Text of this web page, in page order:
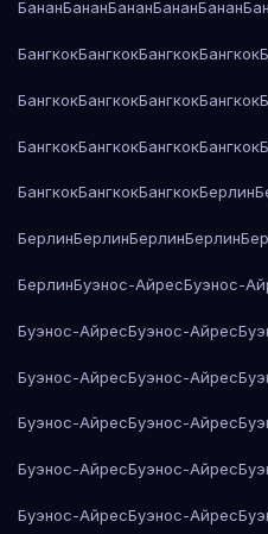
БананБананБананБананБанан
БангкокБангкокБангкокБангкок
БангкокБангкокБангкокБангкок
БангкокБангкокБангкокБангкок
БангкокБангкокБангкокБерлин
БерлинБерлинБерлинБерлин
БерлинБуэнос-АйресБуэнос-
Буэнос-АйресБуэнос-Айрес
Буэнос-АйресБуэнос-Айрес
Буэнос-АйресБуэнос-Айрес
Буэнос-АйресБуэнос-Айрес
Буэнос-АйресБуэнос-Айрес